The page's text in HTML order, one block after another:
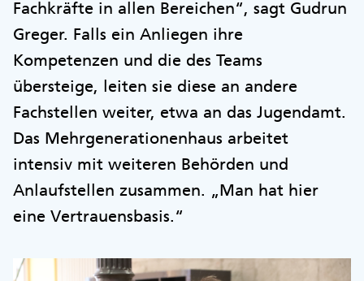
Fachkräfte in allen Bereichen“, sagt Gudrun
Greger. Falls ein Anliegen ihre
Kompetenzen und die des Teams
übersteige, leiten sie diese an andere
Fachstellen weiter, etwa an das Jugendamt.
Das Mehrgenerationenhaus arbeitet
intensiv mit weiteren Behörden und
Anlaufstellen zusammen. „Man hat hier
eine Vertrauensbasis.“